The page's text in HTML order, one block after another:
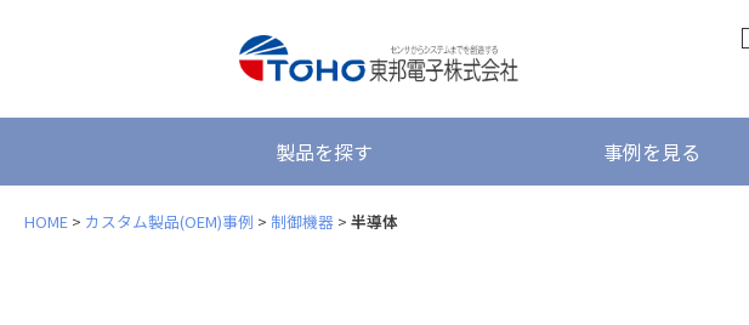
製品を探す 事例を見る
HOME > カスタム製品(OEM)事例 > 制御機器 > 半導体